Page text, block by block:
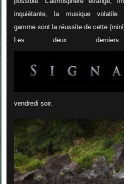
inquiétante, la musique
gamme sont la réussite de cette
Les deux
vendredi soir.